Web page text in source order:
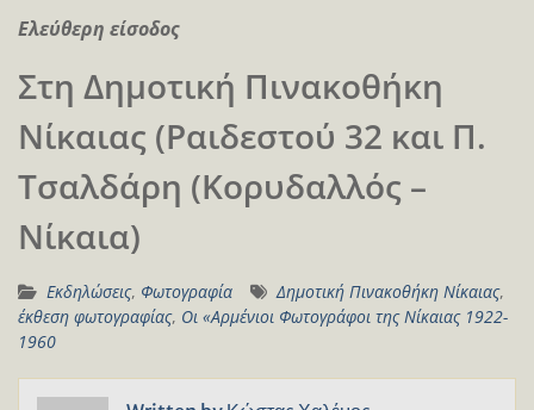
Ελεύθερη είσοδος
Στη Δημοτική Πινακοθήκη
Νίκαιας (Ραιδεστού 32 και Π.
Τσαλδάρη (Κορυδαλλός –
Νίκαια)
Εκδηλώσεις, Φωτογραφία Δημοτική Πινακοθήκη Νίκαιας,
έκθεση φωτογραφίας, Οι «Αρμένιοι Φωτογράφοι της Νίκαιας 1922-
1960